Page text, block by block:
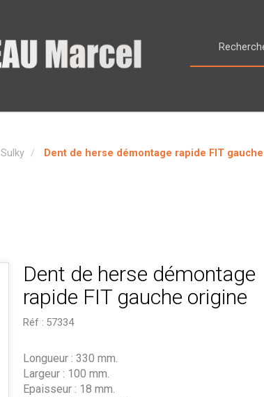
Sulky Dent de herse démontage rapide FIT
Dent de herse démontage
rapide FIT gauche origine
Réf : 57334
Longueur : 330 mm.
Largeur : 100 mm.
Epaisseur : 18 mm.